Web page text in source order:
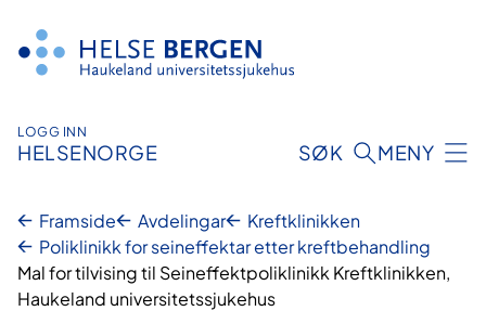
innhald
LOGG INN
HELSENORGE SØK MENY
Framside Avdelingar
Kreftklinikken
Poliklinikk for seineffektar etter kreftbehandling
Mal for tilvising til Seineffektpoliklinikk Kreftklinikken,
Haukeland universitetssjukehus